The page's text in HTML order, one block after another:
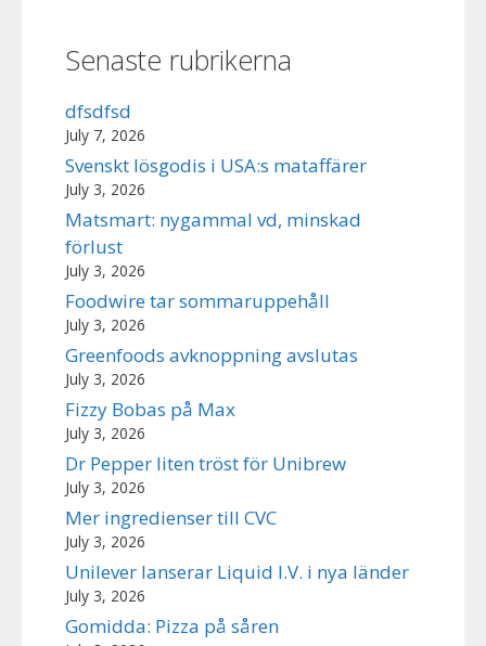
Senaste rubrikerna
dfsdfsd
July 7, 2026
Svenskt lösgodis i USA:s mataffärer
July 3, 2026
Matsmart: nygammal vd, minskad
förlust
July 3, 2026
Foodwire tar sommaruppehåll
July 3, 2026
Greenfoods avknoppning avslutas
July 3, 2026
Fizzy Bobas på Max
July 3, 2026
Dr Pepper liten tröst för Unibrew
July 3, 2026
Mer ingredienser till CVC
July 3, 2026
Unilever lanserar Liquid I.V. i nya länder
July 3, 2026
Gomidda: Pizza på såren